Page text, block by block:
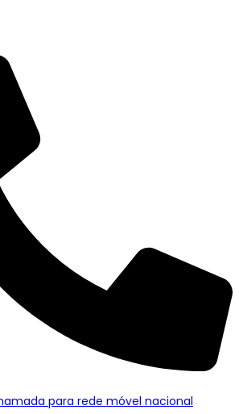
para rede móvel nacional